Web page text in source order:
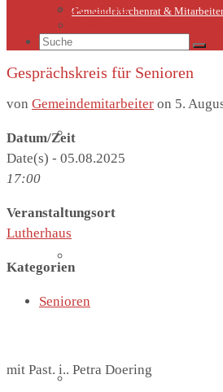
Gemeindekirchenrat & Mitarbeiter
Gemeindeleben
Sternsinger
Suche
Gesprächskreis für Senioren
von Gemeindemitarbeiter on 5.
Datum/Zeit
Date(s) - 05.08.2025
17:00
Veranstaltungsort
Lutherhaus
Kategorien
Senioren
mit Past. i.. Petra Doering